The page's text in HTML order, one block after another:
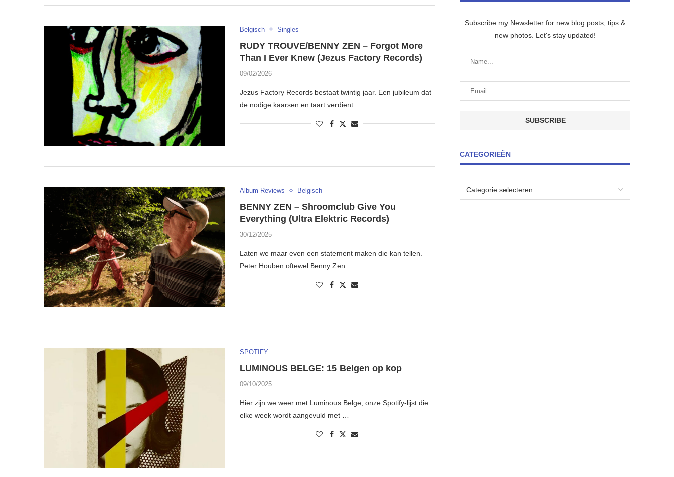
Belgisch Singles
RUDY TROUVE/BENNY ZEN – Forgot More
Than I Ever Knew (Jezus Factory Records)
09/02/2026
Jezus Factory Records bestaat twintig jaar. Een jubileum dat
de nodige kaarsen en taart verdient. …
Album Reviews Belgisch
BENNY ZEN – Shroomclub Give You
Everything (Ultra Elektric Records)
30/12/2025
Laten we maar even een statement maken die kan tellen.
Peter Houben oftewel Benny Zen …
SPOTIFY
LUMINOUS BELGE: 15 Belgen op kop
09/10/2025
Hier zijn we weer met Luminous Belge, onze Spotify-lijst die
elke week wordt aangevuld met …
Subscribe my Newsletter for new blog posts, tips &
new photos. Let's stay updated!
CATEGORIEËN